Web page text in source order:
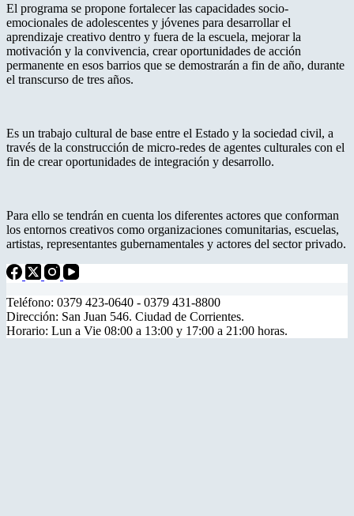
El programa se propone fortalecer las capacidades socio-
emocionales de adolescentes y jóvenes para desarrollar el
aprendizaje creativo dentro y fuera de la escuela, mejorar la
motivación y la convivencia, crear oportunidades de acción
permanente en esos barrios que se demostrarán a fin de año, durante
el transcurso de tres años.
Es un trabajo cultural de base entre el Estado y la sociedad civil, a
través de la construcción de micro-redes de agentes culturales con el
fin de crear oportunidades de integración y desarrollo.
Para ello se tendrán en cuenta los diferentes actores que conforman
los entornos creativos como organizaciones comunitarias, escuelas,
artistas, representantes gubernamentales y actores del sector privado.
Teléfono: 0379 423-0640 - 0379 431-8800
Dirección: San Juan 546. Ciudad de Corrientes.
Horario: Lun a Vie 08:00 a 13:00 y 17:00 a 21:00 horas.